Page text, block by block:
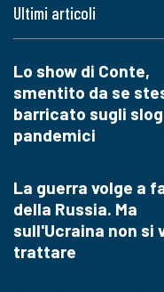
Ultimi articoli
Lo show di Conte,
smentito da se
barricato sugli
pandemici
La guerra volge a
della Russia. Ma
sull'Ucraina non si
trattare